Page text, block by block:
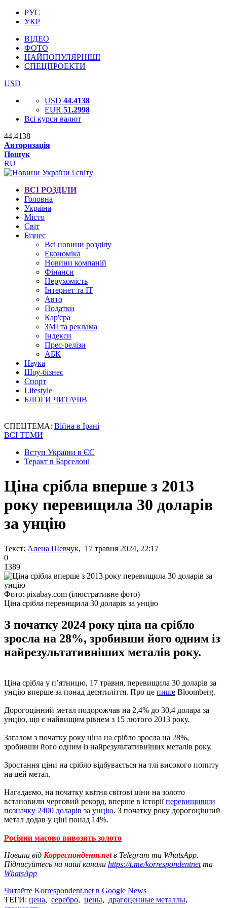
РУС
УКР
ВІДЕО
ФОТО
НАЙПОПУЛЯРНІШІ
СПЕЦПРОЕКТИ
USD
USD 44.4138
EUR 51.2998
Всі курси валют
44.4138
Авторизація
Пошук
RU
ВСІ РОЗДІЛИ
Головна
Україна
Місто
Світ
Бізнес
Всі новини розділу
Економіка
Новини компаній
Фінанси
Нерухомість
Інтернет та IT
Авто
Податки
Кар'єра
ЗМІ та реклама
Індекси
Прес-релізи
АБК
Наука
Шоу-бізнес
Спорт
Lifestyle
БЛОГИ ЧИТАЧІВ
СПЕЦТЕМА: Війна в Ірані
ВСІ ТЕМИ
Вступ України в ЄС
Теракт в Барселоні
Ціна срібла вперше з 2013
року перевищила 30 доларів
за унцію
Текст: Алена Шевчук, 17 травня 2024, 22:17
0
1389
Фото: pixabay.com (ілюстративне фото)
Ціна срібла перевищила 30 доларів за унцію
З початку 2024 року ціна на срібло
зросла на 28%, зробивши його одним із
найрезультативніших металів року.
Ціна срібла у п’ятницю, 17 травня, перевищила 30 доларів за
унцію вперше за понад десятиліття. Про це пише Bloomberg.
Дорогоцінний метал подорожчав на 2,4% до 30,4 долара за
унцію, що є найвищим рівнем з 15 лютого 2013 року.
Загалом з початку року ціна на срібло зросла на 28%,
зробивши його одним із найрезультативніших металів року.
Зростання ціни на срібло відбувається на тлі високого попиту
на цей метал.
Нагадаємо, на початку квітня світові ціни на золото
встановили черговий рекорд, вперше в історіїперевищивши
позначку 2400 доларів за унцію. З початку року дорогоцінний
метал додав у ціні понад 14%.
Росіяни масово вивозять золото
Новини від Корреспондент.netв Telegram та WhatsApp.
Підписуйтесь на наші канали https://t.me/korrespondentnetта
WhatsApp
Читайте Korrespondent.net в Google News
ТЕГИ: цена, серебро, цены, драгоценные металлы,